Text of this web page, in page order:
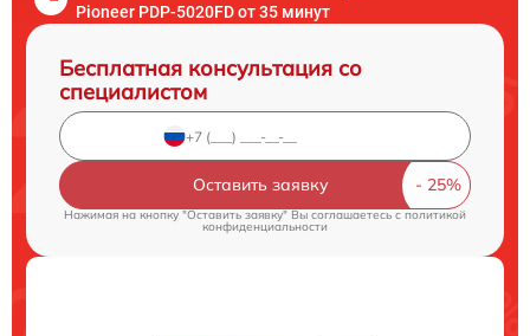
Pioneer PDP-5020FD от 35 минут
Бесплатная консультация со
специалистом
Оставить заявку
Нажимая на кнопку "Оставить заявку" Вы соглашаетесь cполитикой
конфиденциальности